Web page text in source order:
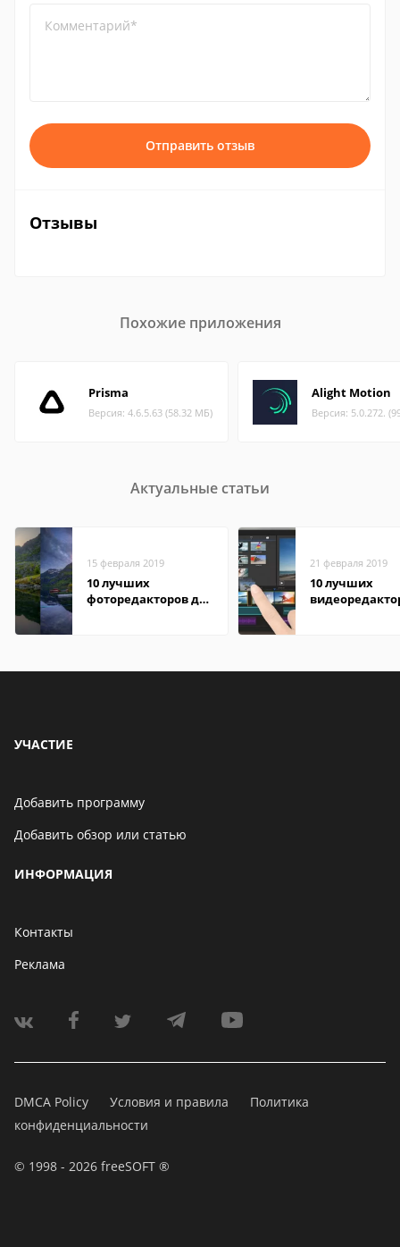
Комментарий*
Отправить отзыв
Отзывы
Похожие приложения
Prisma
Версия: 4.6.5.63 (58.32 МБ)
Alight Motion
Версия: 5.0.272.
Актуальные статьи
15 февраля 2019
10 лучших
фоторедакторов для
21 февраля 2019
10 лучших
УЧАСТИЕ
Добавить программу
Добавить обзор или статью
ИНФОРМАЦИЯ
Контакты
Реклама
DMCA Policy Условия и правила
Политика
конфиденциальности
© 1998 - 2026 freeSOFT ®